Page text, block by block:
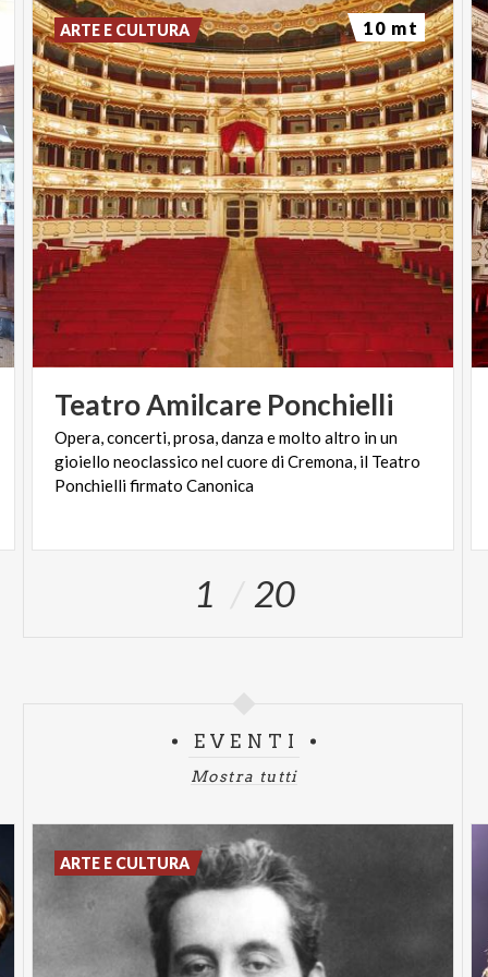
FONDAZIONE BANCO DELL’ENERGIA
FONDAZIONE BANCO DELL’ENERGIA DA DIECI ANNI SI
IMPEGNA AL FIANCO DEI CITTADINI IN SITUAZIONE DI
VULNERABILITÀ SOCIALE, PROMUOVENDO INTERVENTI
CONCRETI CHE UNISCONO SOLIDARIETÀ ED EFFICIENZA
ENERGETICA. BANCO DELL’ENERGIA È UN ENTE SENZA
SCOPO DI LUCRO CHE HA L’OBIETTIVO DI RACCOGLIERE
FONDI PER SOSTENERE, ATTRAVERSO IL MECCANISMO
DELLA SOLIDARIETÀ INDIRETTA, PERSONE E FAMIGLIE IN
SITUAZIONE DI VULNERABILITÀ ECONOMICA E SOCIALE,
PONENDO PARTICOLARE ATTENZIONE AL TEMA DELLA
POVERTÀ ENERGETICA. DAL 2016 BANCO DELL’ENERGIA HA
RACCOLTO E DONATO OLTRE 15 MILIONI DI EURO A
SOSTEGNO DI CIRCA 17.000 BENEFICIARI, OPERANDO
ATTRAVERSO INTERVENTI IN SOSTEGNO DI PERSONE IN
DIFFICOLTÀ E INIZIATIVE FORMATIVE E DI
SENSIBILIZZAZIONE PER AUMENTARE LA CULTURA E LA
CONSAPEVOLEZZA SUI CONSUMI E L’EFFICIENTAMENTO
ENERGETICO. TRA QUESTE, IL MANIFESTO “INSIEME PER
CONTRASTARE LA POVERTÀ ENERGETICA”, A CUI HANNO
ADERITO OLTRE 100 STAKEHOLDER TRA ISTITUZIONI,
AZIENDE, ORGANIZZAZIONI DEL TERZO SETTORE,
ASSOCIAZIONI E ISTITUTI DI RICERCA, NETWORK CHE
DI SOLIDARIETÀ SU TUTTO IL TERRITORIO NAZIONALE.
FANNO PARTE DEL BOARD DELLA FONDAZIONE BANCO
FONDAZIONI AEM, ASM E LGH, ANCHE EDISON, PLENITUDE
ED IREN.
TeatroAmilcare Ponchielli
Opera, concerti, prosa, danza e molto altro in un
gioiello neoclassico nel cuore di Cremona, il Teatro
Ponchielli firmato Canonica
ARTE E CULTURA 10 mt
1 20
EVENTI
Mostra tutti
ARTE E CULTURA